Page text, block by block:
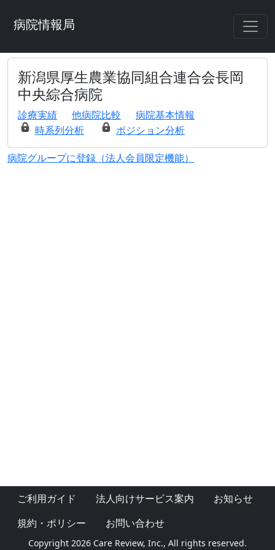
病院情報局
新潟県厚生農業協同組合連合会長岡
中央綜合病院
診療実績 他病院比較
病院基本情報
時系列分析
ポジション分析
病院グループに登録（法人会員限定機能）
ご利用ガイド 法人向けサービス案内
お知らせ
規約・ポリシー
お問い合わせ
Copyright 2026 Care Review, Inc., All rights reserved.